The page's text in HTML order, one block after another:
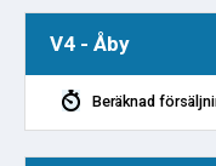
V4 - Åby
Beräknad